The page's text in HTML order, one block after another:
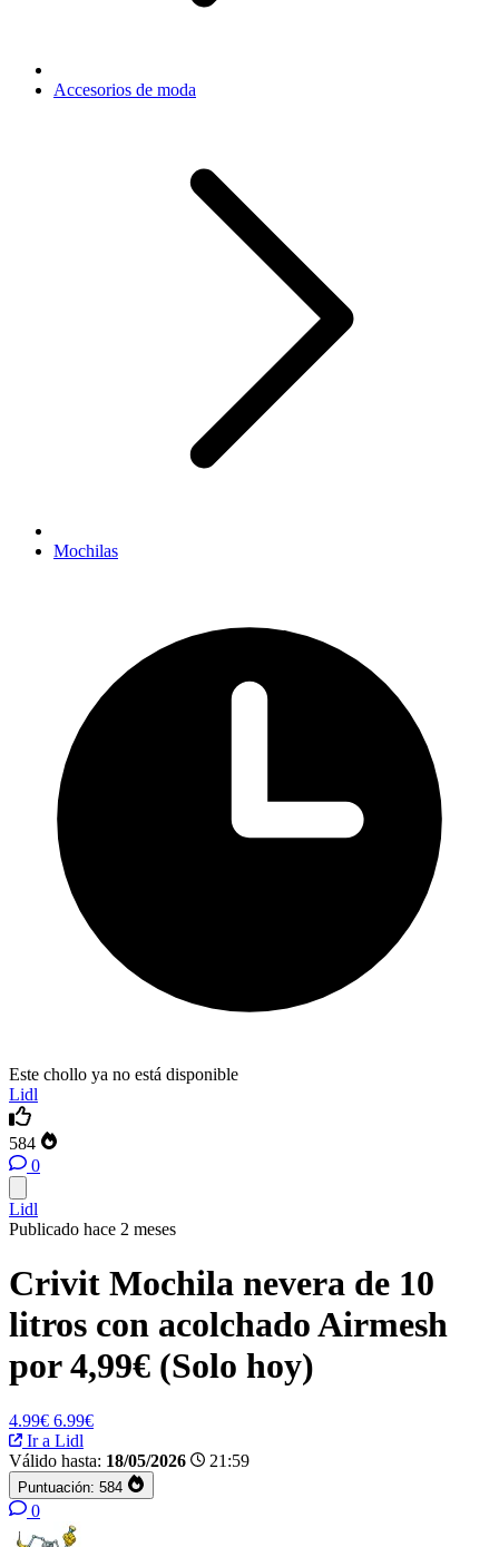
Accesorios de moda
Mochilas
Este chollo ya no está disponible
Lidl
584
0
Lidl
Publicado hace 2 meses
Crivit Mochila nevera de 10
litros con acolchado Airmesh
por 4,99€ (Solo hoy)
4.99€ 6.99€
Ir a Lidl
Válido hasta: 18/05/2026 21:59
Puntuación: 584
0